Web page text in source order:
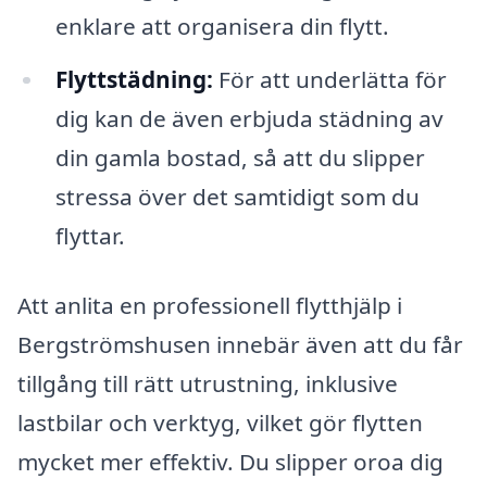
enklare att organisera din flytt.
Flyttstädning: För att underlätta för
dig kan de även erbjuda städning av
din gamla bostad, så att du slipper
stressa över det samtidigt som du
flyttar.
Att anlita en professionell flytthjälp i
Bergströmshusen innebär även att du får
tillgång till rätt utrustning, inklusive
lastbilar och verktyg, vilket gör flytten
mycket mer effektiv. Du slipper oroa dig